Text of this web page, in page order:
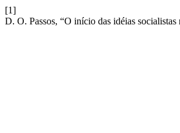
[1]
D. O. Passos, “O início das idéias socialistas